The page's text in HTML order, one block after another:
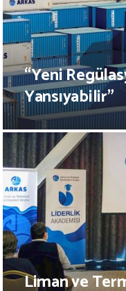
“Yeni
Yansıyabilir”
Liman ve